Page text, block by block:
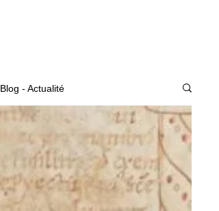
Blog - Actualité